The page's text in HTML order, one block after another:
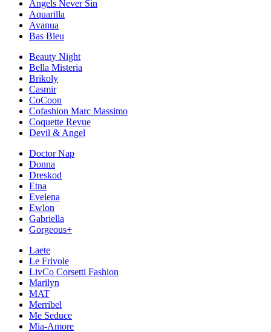
Angels Never Sin
Aquarilla
Avanua
Bas Bleu
Beauty Night
Bella Misteria
Brikoly
Casmir
CoCoon
Cofashion Marc Massimo
Coquette Revue
Devil & Angel
Doctor Nap
Donna
Dreskod
Etna
Evelena
Ewlon
Gabriella
Gorgeous+
Laete
Le Frivole
LivCo Corsetti Fashion
Marilyn
MAT
Merribel
Me Seduce
Mia-Amore